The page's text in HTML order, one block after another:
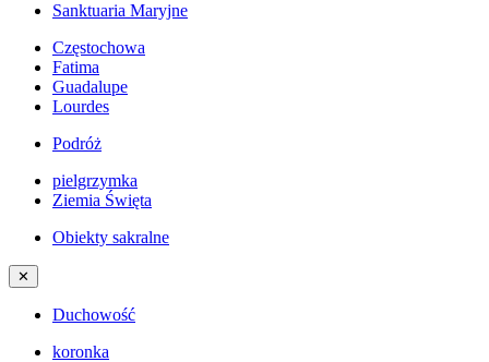
Sanktuaria Maryjne
Częstochowa
Fatima
Guadalupe
Lourdes
Podróż
pielgrzymka
Ziemia Święta
Obiekty sakralne
✕
Duchowość
koronka